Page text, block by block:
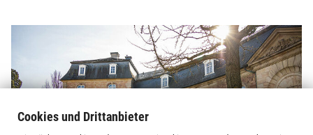
Cookies und Drittanbieter